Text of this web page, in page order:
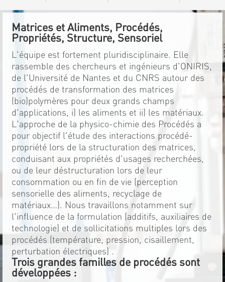
Matrices et Aliments, Procédés,
Propriétés, Structure, Sensoriel
L'équipe est fortement pluridisciplinaire. Elle
rassemble des chercheurs et ingénieurs d'ONIRIS,
de l'Université de Nantes et du CNRS autour des
procédés de transformation des matrices
(bio)polymères pour deux grands champs
d'applications, i) les aliments et ii) les matériaux.
L'approche de la physico-chimie des Procédés a
pour objectif l'étude des interactions procédé-
propriété lors de la structuration des matrices,
conduisant aux propriétés d'usages recherchées,
ou de leur déstructuration lors de leur
consommation ou en fin de vie (perception
sensorielle des aliments, recyclage de
matériaux…). Nous travaillons notamment sur
l'influence de la formulation (additifs, auxiliaires de
technologie) et de sollicitations multiples lors des
procédés (température, pression, cisaillement,
perturbation électriques) .
Trois grandes familles de procédés sont
développées :